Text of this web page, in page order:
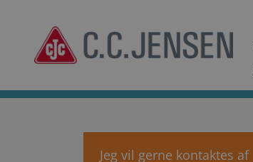
Jeg vil gerne kontaktes af